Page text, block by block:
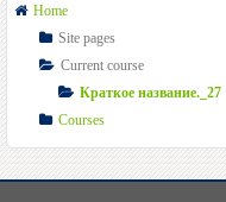
Home
Site pages
Current course
Краткое название._27
Courses